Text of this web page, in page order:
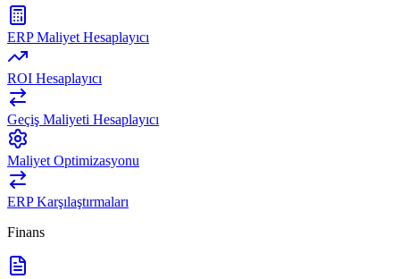
ERP Maliyet Hesaplayıcı
ROI Hesaplayıcı
Geçiş Maliyeti Hesaplayıcı
Maliyet Optimizasyonu
ERP Karşılaştırmaları
Finans